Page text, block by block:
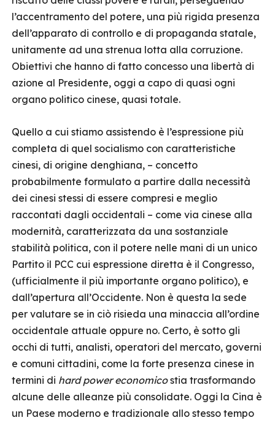
l’accentramento del potere, una più rigida presenza
dell’apparato di controllo e di propaganda statale,
unitamente ad una strenua lotta alla corruzione.
Obiettivi che hanno di fatto concesso una libertà di
azione al Presidente, oggi a capo di quasi ogni
organo politico cinese, quasi totale.
Quello a cui stiamo assistendo è l’espressione più
completa di quel socialismo con caratteristiche
cinesi, di origine denghiana, – concetto
probabilmente formulato a partire dalla necessità
dei cinesi stessi di essere compresi e meglio
raccontati dagli occidentali – come via cinese alla
modernità, caratterizzata da una sostanziale
stabilità politica, con il potere nelle mani di un unico
Partito il PCC cui espressione diretta è il Congresso,
(ufficialmente il più importante organo politico), e
dall’apertura all’Occidente. Non è questa la sede
per valutare se in ciò risieda una minaccia all’ordine
occidentale attuale oppure no. Certo, è sotto gli
occhi di tutti, analisti, operatori del mercato, governi
e comuni cittadini, come la forte presenza cinese in
termini di hard power economicostia trasformando
alcune delle alleanze più consolidate. Oggi la Cina è
un Paese moderno e tradizionale allo stesso tempo